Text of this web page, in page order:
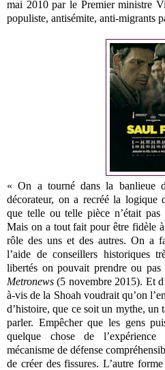
mai 2010 par le Premier ministre
populiste, antisémite, anti-migrants
« On a tourné dans la banlieue
décorateur, on a recréé la logique
que telle ou telle pièce n’était
Mais on a tout fait pour être fidèle
rôle des uns et des autres. On a
l’aide de conseillers historiques
libertés on pouvait prendre ou
Metronews(5 novembre 2015). Et
à-vis de la Shoah voudrait qu’on
d’histoire, que ce soit un mythe, un
parler. Empêcher que les gens
quelque chose de l’expérience
mécanisme de défense
de créer des fissures. L’autre